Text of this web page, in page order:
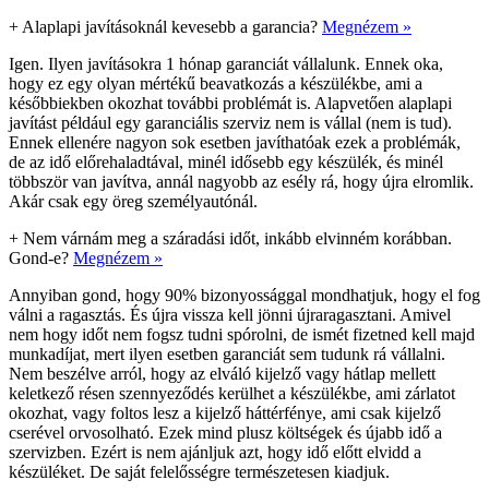
+ Alaplapi javításoknál kevesebb a garancia? Megnézem »
Igen. Ilyen javításokra 1 hónap garanciát vállalunk. Ennek oka,
hogy ez egy olyan mértékű beavatkozás a készülékbe, ami a
későbbiekben okozhat további problémát is. Alapvetően alaplapi
javítást például egy garanciális szerviz nem is vállal (nem is tud).
Ennek ellenére nagyon sok esetben javíthatóak ezek a problémák,
de az idő előrehaladtával, minél idősebb egy készülék, és minél
többször van javítva, annál nagyobb az esély rá, hogy újra elromlik.
Akár csak egy öreg személyautónál.
+ Nem várnám meg a száradási időt, inkább elvinném korábban.
Gond-e? Megnézem »
Annyiban gond, hogy 90% bizonyossággal mondhatjuk, hogy el fog
válni a ragasztás. És újra vissza kell jönni újraragasztani. Amivel
nem hogy időt nem fogsz tudni spórolni, de ismét fizetned kell majd
munkadíjat, mert ilyen esetben garanciát sem tudunk rá vállalni.
Nem beszélve arról, hogy az elváló kijelző vagy hátlap mellett
keletkező résen szennyeződés kerülhet a készülékbe, ami zárlatot
okozhat, vagy foltos lesz a kijelző háttérfénye, ami csak kijelző
cserével orvosolható. Ezek mind plusz költségek és újabb idő a
szervizben. Ezért is nem ajánljuk azt, hogy idő előtt elvidd a
készüléket. De saját felelősségre természetesen kiadjuk.